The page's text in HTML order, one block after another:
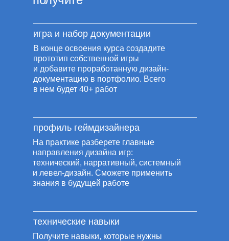
игра и набор документации
В конце освоения курса создадите
прототип собственной игры
и добавите проработанную дизайн-
документацию в портфолио. Всего
в нем будет 40+ работ
профиль геймдизайнера
На практике разберете главные
направления дизайна игр:
технический, нарративный, системный
и левел-дизайн. Сможете применить
знания в будущей работе
технические навыки
Получите навыки, которые нужны